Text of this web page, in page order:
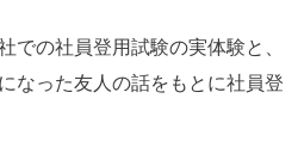
での社員登用試験の実体験と、
なった友人の話をもとに社員登